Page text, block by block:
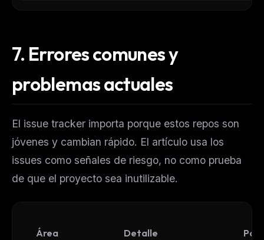
7. Errores comunes y
problemas actuales
El issue tracker importa porque estos repos son
jóvenes y cambian rápido. El artículo usa los
issues como señales de riesgo, no como prueba
de que el proyecto sea inutilizable.
Área Detalle Por